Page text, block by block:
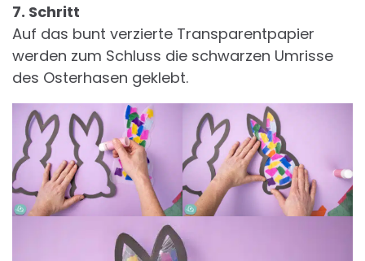
7. Schritt
Auf das bunt verzierte Transparentpapier
werden zum Schluss die schwarzen Umrisse
des Osterhasen geklebt.